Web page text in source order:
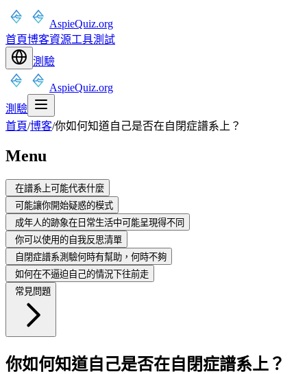
AspieQuiz.org
首頁博客資源工具測試
測驗
AspieQuiz.org
測驗
首頁/博客/你如何知道自己是否在自閉症譜系上？
Menu
在譜系上可能代表什麼
可能讓你開始疑惑的模式
成年人的跡象在日常生活中可能呈現得不同
你可以使用的自我反思清單
自閉症譜系測驗何時有幫助，何時不夠
如何在不逼迫自己的情況下往前走
常見問題
你如何知道自己是否在自閉症譜系上？